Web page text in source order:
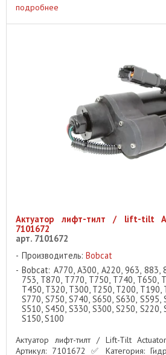
подробнее
Актуатор лифт-тилт / lift-tilt
7101672
арт. 7101672
Производитель: Bobcat
Bobcat: A770, A300, A220, 963, 883,
753, T870, T770, T750, T740, T650,
T450, T320, T300, T250, T200, T190,
S770, S750, S740, S650, S630, S595,
S510, S450, S330, S300, S250, S220,
S150, S100
Актуатор лифт-тилт / Lift-Tilt
Артикул: 7101672 ✅ Категория: